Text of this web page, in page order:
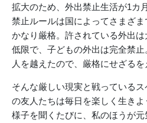
拡大のため、外出禁止生活が1カ
禁止ルールは国によってさまざ
かなり厳格。許されている外出
低限で、子どもの外出は完全禁
人を越えたので、厳格にせざるを
そんな厳しい現実と戦っている
の友人たちは毎日を楽しく生き
様子を聞くたびに、私のほうが